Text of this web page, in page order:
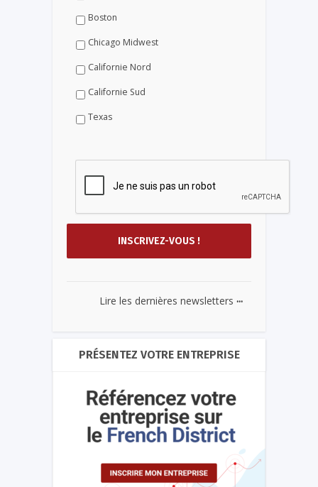
Boston
Chicago Midwest
Californie Nord
Californie Sud
Texas
Lire les dernières newsletters ...
PRÉSENTEZ VOTRE ENTREPRISE